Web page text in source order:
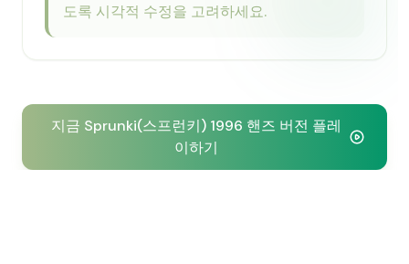
도록 시각적 수정을 고려하세요.
지금 Sprunki(스프런키) 1996 핸즈 버전 플레
이하기